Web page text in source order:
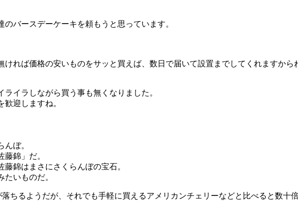
バースデーケーキを頼もうと思っています。
れば価格の安いものをサッと買えば、数日で届いて設置までしてくれますから
イラしながら買う事も無くなりました。
迎しますね。
ぼ。
錦」だ。
錦はまさにさくらんぼの宝石。
いものだ。
ちるようだが、それでも手軽に買えるアメリカンチェリーなどと比べると数十倍